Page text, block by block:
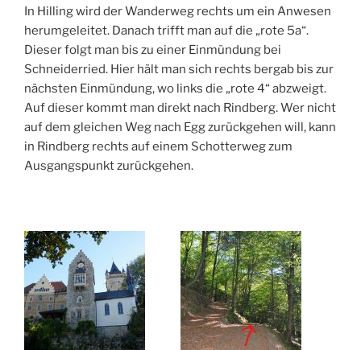
In Hilling wird der Wanderweg rechts um ein Anwesen
herumgeleitet. Danach trifft man auf die „rote 5a“.
Dieser folgt man bis zu einer Einmündung bei
Schneiderried. Hier hält man sich rechts bergab bis zur
nächsten Einmündung, wo links die „rote 4“ abzweigt.
Auf dieser kommt man direkt nach Rindberg. Wer nicht
auf dem gleichen Weg nach Egg zurückgehen will, kann
in Rindberg rechts auf einem Schotterweg zum
Ausgangspunkt zurückgehen.